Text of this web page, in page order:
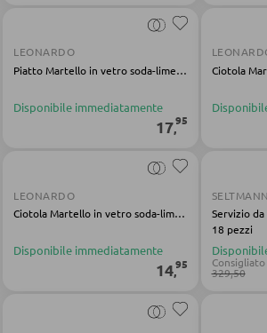
Poltrone relax
Poltrone con schienale ad ali
Poltrone TV
Sgabelli da bar
Pouf
Pouf a sacco
LEONARDO
Piatto Martello in vetro soda-lime trasparente
Disponibile immediatamente
17,95
LEONARDO
Ciotola Martello in vetro soda-lime trasparente
Disponibile immediatamente
14,95
SELTMANN
18 pezzi
Consigliato
329,50